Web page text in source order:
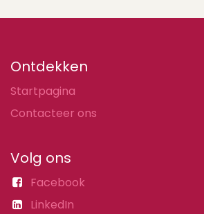
Ontdekken
Startpagina
Contacteer ons
Volg ons
Facebook
LinkedIn